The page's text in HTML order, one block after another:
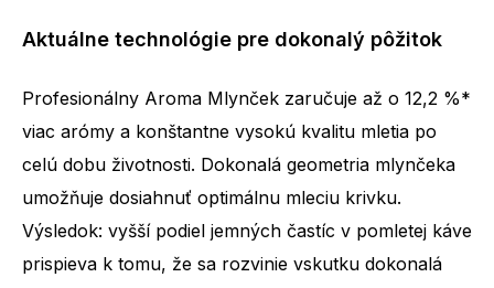
Aktuálne technológie pre dokonalý pôžitok
Profesionálny Aroma Mlynček zaručuje až o 12,2 %*
viac arómy a konštantne vysokú kvalitu mletia po
celú dobu životnosti. Dokonalá geometria mlynčeka
umožňuje dosiahnuť optimálnu mleciu krivku.
Výsledok: vyšší podiel jemných častíc v pomletej káve
prispieva k tomu, že sa rozvinie vskutku dokonalá